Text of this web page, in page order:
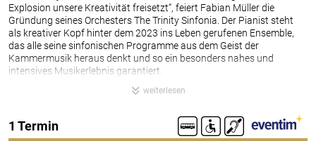
Explosion unsere Kreativität freisetzt“, feiert Fabian Müller die
Gründung seines Orchesters The Trinity Sinfonia. Der Pianist steht
als kreativer Kopf hinter dem 2023 ins Leben gerufenen Ensemble,
das alle seine sinfonischen Programme aus dem Geist der
Kammermusik heraus denkt und so ein besonders nahes und
intensives Musikerlebnis garantiert.
Beethoven-Jahr mit dem berühmtesten Sohn der Stadt
Trinity Sinfonia die packende 5. Sinfonie mit dem majestätischen 3.
Klavierkonzert und einem wiederentdeckten Juwel der französischen
weiterlesen
1 Termin Bustransfer